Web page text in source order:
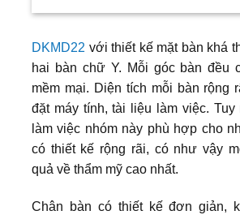
DKMD22 với thiết kế mặt bàn khá
hai bàn chữ Y. Mỗi góc bàn đều
mềm mại. Diện tích mỗi bàn rộng
đặt máy tính, tài liệu làm việc. Tuy
làm việc nhóm này phù hợp cho
có thiết kế rộng rãi, có như vậy
quả về thẩm mỹ cao nhất.
Chân bàn có thiết kế đơn giản,